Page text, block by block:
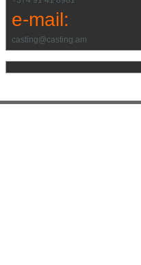
e-mail:
casting@casting.am